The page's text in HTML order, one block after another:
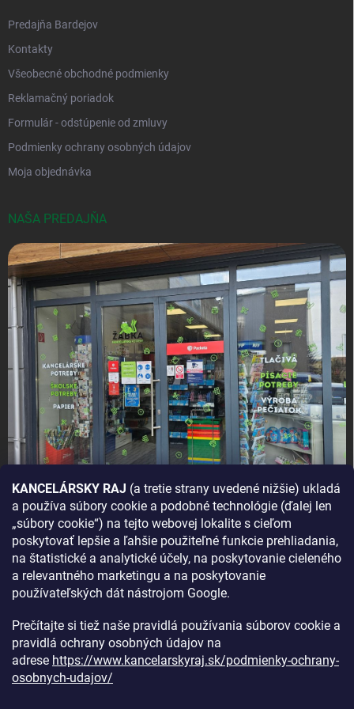
KANCELÁRSKY RAJ (a tretie strany uvedené nižšie) ukladá
a používa súbory cookie a podobné technológie (ďalej len
„súbory cookie“) na tejto webovej lokalite s cieľom
poskytovať lepšie a ľahšie použiteľné funkcie prehliadania,
na štatistické a analytické účely, na poskytovanie cieleného
a relevantného marketingu a na poskytovanie
používateľských dát nástrojom Google.
Prečítajte si tiež naše pravidlá používania súborov cookie a
pravidlá ochrany osobných údajov na
adrese https://www.kancelarskyraj.sk/podmienky-ochrany-
osobnych-udajov/
Predajňa Bardejov
Kontakty
Všeobecné obchodné podmienky
Reklamačný poriadok
Formulár - odstúpenie od zmluvy
Podmienky ochrany osobných údajov
Moja objednávka
NAŠA PREDAJŇA
AKO SA K NÁM DOSTANETE?